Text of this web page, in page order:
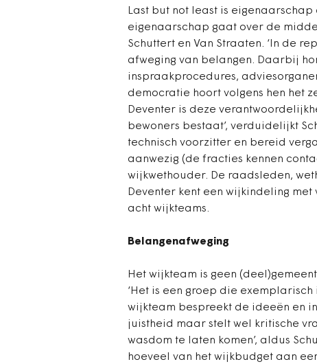
Last but not least is
eigenaarschap gaat over de
Schuttert en Van Straaten. ‘In de
afweging van belangen. Daarbij
inspraakprocedures,
democratie hoort volgens hen het
Deventer is deze
bewoners bestaat’, verduidelijkt
technisch voorzitter en bereid
aanwezig (de fracties kennen
wijkwethouder. De raadsleden,
Deventer kent een wijkindeling
acht wijkteams.
Belangenafweging
Het wijkteam is geen
‘Het is een groep die
wijkteam bespreekt de ideeën en
juistheid maar stelt wel kritische
wasdom te laten komen’, aldus
hoeveel van het wijkbudget aan